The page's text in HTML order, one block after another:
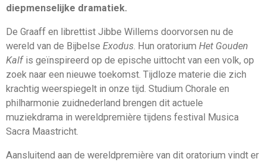
diepmenselijke dramatiek.
De Graaff en librettist Jibbe Willems doorvorsen nu de
wereld van de Bijbelse Exodus. Hun oratorium Het Gouden
Kalfis geïnspireerd op de epische uittocht van een volk, op
zoek naar een nieuwe toekomst. Tijdloze materie die zich
krachtig weerspiegelt in onze tijd. Studium Chorale en
philharmonie zuidnederland brengen dit actuele
muziekdrama in wereldpremière tijdens festival Musica
Sacra Maastricht.
Aansluitend aan de wereldpremière van dit oratorium vindt er